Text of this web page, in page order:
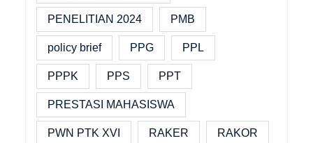
PENELITIAN 2024 PMB
policy brief PPG PPL
PPPK PPS PPT
PRESTASI MAHASISWA
PWN PTK XVI RAKER RAKOR